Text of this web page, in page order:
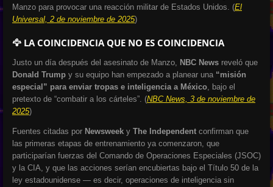
Manzo para provocar una reacción militar de Estados Unidos. (El
Universal, 2 de noviembre de 2025)
🦅 LA COINCIDENCIA QUE NO ES COINCIDENCIA
Justo un día después del asesinato de Manzo, NBC News reveló que
Donald Trump y su equipo han empezado a planear una “misión
especial” para enviar tropas e inteligencia a México, bajo el
pretexto de “combatir a los cárteles”. (NBC News, 3 de noviembre de
2025)
Fuentes citadas por Newsweek y The Independent confirman que
las primeras etapas de entrenamiento ya comenzaron, que
participarían fuerzas del Comando de Operaciones Especiales (JSOC)
y la CIA, y que las acciones serían encubiertas bajo el Título 50 de la
ley estadounidense — es decir, operaciones de inteligencia sin